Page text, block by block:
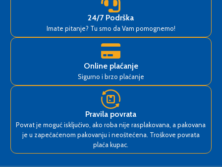
24/7 Podrška
Imate pitanje? Tu smo da Vam pomognemo!
Online plaćanje
Sigurno i brzo plaćanje
Pravila povrata
Povrat je moguć isključivo, ako roba nije rasplakovana, a pakovana
je u zapečaćenom pakovanju i neoštećena. Troškove povrata
plaća kupac.